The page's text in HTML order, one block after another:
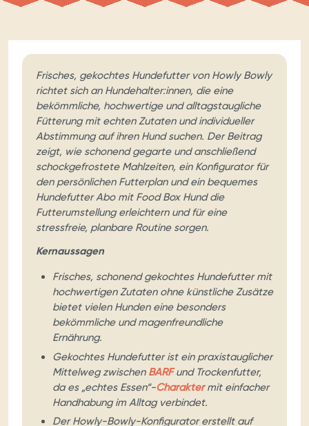
Frisches, gekochtes Hundefutter von Howly Bowly
richtet sich an Hundehalter:innen, die eine
bekömmliche, hochwertige und alltagstaugliche
Fütterung mit echten Zutaten und individueller
Abstimmung auf ihren Hund suchen. Der Beitrag
zeigt, wie schonend gegarte und anschließend
schockgefrostete Mahlzeiten, ein Konfigurator für
den persönlichen Futterplan und ein bequemes
Hundefutter Abo mit Food Box Hund die
Futterumstellung erleichtern und für eine
stressfreie, planbare Routine sorgen.
Kernaussagen
Frisches, schonend gekochtes Hundefutter mit
hochwertigen Zutaten ohne künstliche Zusätze
bietet vielen Hunden eine besonders
bekömmliche und magenfreundliche
Ernährung.
Gekochtes Hundefutter ist ein praxistauglicher
Mittelweg zwischen BARFund Trockenfutter,
da es „echtes Essen“-Charaktermit einfacher
Handhabung im Alltag verbindet.
Der Howly-Bowly-Konfigurator erstellt auf